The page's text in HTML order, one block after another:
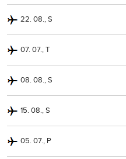
22. 08., S
07. 07., T
08. 08., S
15. 08., S
05. 07., P